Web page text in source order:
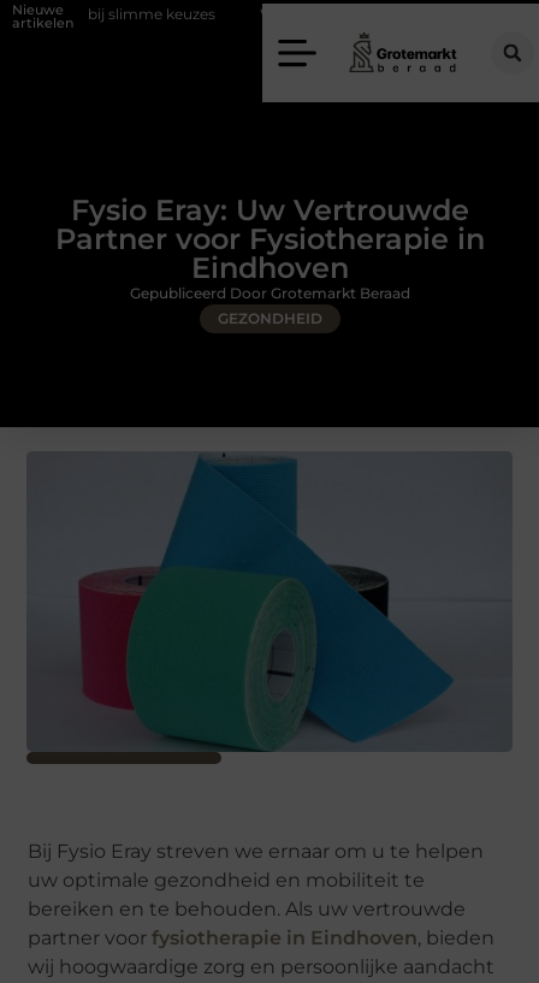
Nieuwe
artikelen
keuzes Waarom kiezen voor een rijschool in Utrecht?
Fysio Eray: Uw Vertrouwde
Partner voor Fysiotherapie in
Eindhoven
GEZONDHEID
Gepubliceerd Door Grotemarkt Beraad
Bij Fysio Eray streven we ernaar om u te helpen
uw optimale gezondheid en mobiliteit te
bereiken en te behouden. Als uw vertrouwde
partner voorfysiotherapie in Eindhoven, bieden
wij hoogwaardige zorg en persoonlijke aandacht